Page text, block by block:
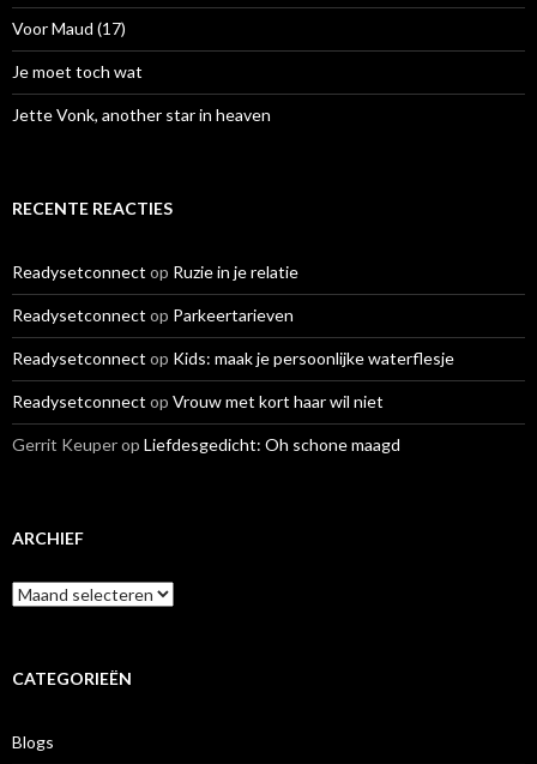
:
Voor Maud (17)
Je moet toch wat
Jette Vonk, another star in heaven
RECENTE REACTIES
Readysetconnect op Ruzie in je relatie
Readysetconnect op Parkeertarieven
Readysetconnect op Kids: maak je persoonlijke waterflesje
Readysetconnect op Vrouw met kort haar wil niet
Gerrit Keuperop Liefdesgedicht: Oh schone maagd
ARCHIEF
A
r
iCATEGORIEËN
Blogs